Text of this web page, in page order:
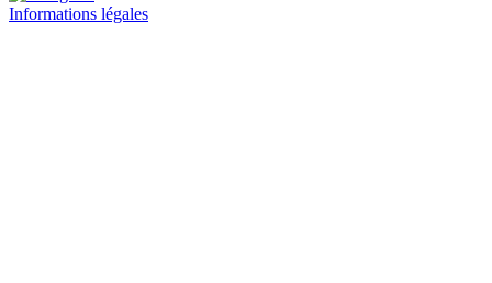
Informations légales